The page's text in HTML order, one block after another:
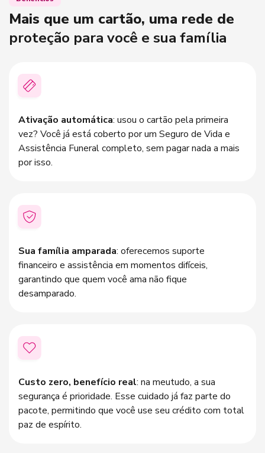
nas suas compras e pagamentos.
Mais que um cartão, uma rede de
proteção para você e sua família
Ativação automática: usou o cartão pela primeira
vez? Você já está coberto por um Seguro de Vida e
Assistência Funeral completo, sem pagar nada a mais
por isso.
Sua família amparada: oferecemos suporte
financeiro e assistência em momentos difíceis,
garantindo que quem você ama não fique
desamparado.
Custo zero, benefício real: na meutudo, a sua
segurança é prioridade. Esse cuidado já faz parte do
pacote, permitindo que você use seu crédito com total
paz de espírito.